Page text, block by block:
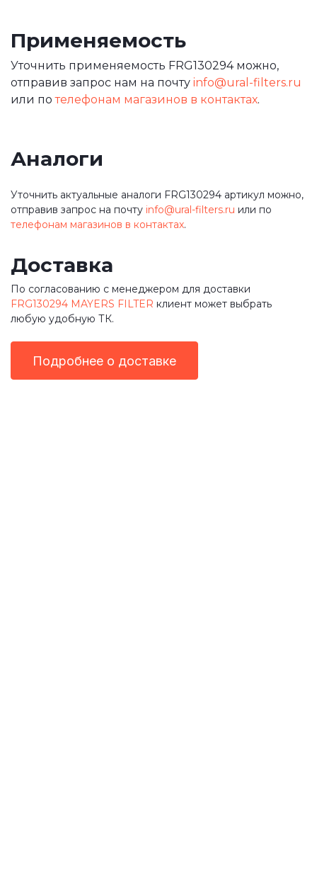
Применяемость
Уточнить применяемость FRG130294 можно,
отправив запрос нам на почту info@ural-filters.ru
или потелефонам магазинов в контактах.
Аналоги
Уточнить актуальные аналоги FRG130294 артикул можно,
отправив запрос на почту info@ural-filters.ru или по
телефонам магазинов в контактах.
Доставка
По согласованию с менеджером для доставки
FRG130294 MAYERS FILTER клиент может выбрать
любую удобную ТК.
Подробнее о доставке